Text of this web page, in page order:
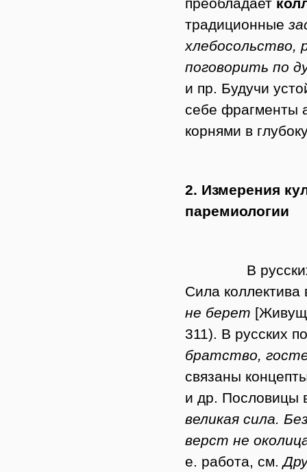
традиционные
хлебосольство,
поговорить по
и пр. Будучи
себе фрагменты
корнями в
2. Измерения
паремиологии
В русских
Сила
не берет
311). В русских
братство,
связаны
и др. Пословицы
великая сила.
верст не
е. работа, см.